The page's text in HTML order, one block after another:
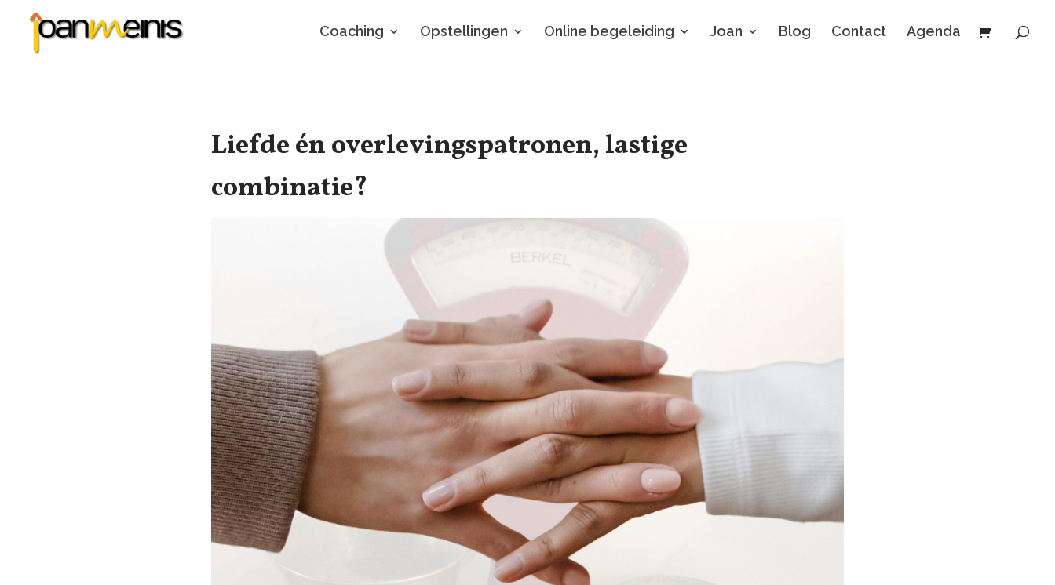
Coaching Opstellingen Online begeleiding Joan Blog Contact Agenda
Liefde én overlevingspatronen, lastige
combinatie?